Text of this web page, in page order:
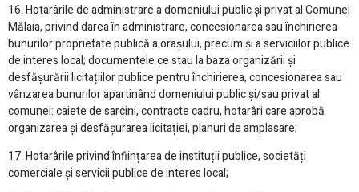
16. Hotarârile de administrare a domeniului public și privat al Comunei
Mălaia, privind darea în administrare, concesionarea sau închirierea
bunurilor proprietate publică a orașului, precum și a serviciilor publice
de interes local; documentele ce stau la baza organizării și
desfășurării licitațiilor publice pentru închirierea, concesionarea sau
vânzarea bunurilor apartinând domeniului public și/sau privat al
comunei: caiete de sarcini, contracte cadru, hotarâri care aprobă
organizarea și desfășurarea licitației, planuri de amplasare;
17. Hotarârile privind înființarea de instituții publice, societăți
comerciale și servicii publice de interes local;